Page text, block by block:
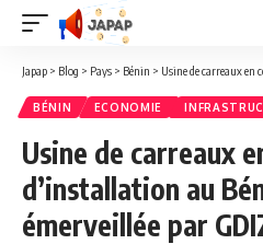
Japap > Blog > Pays > Bénin > Usine de carreaux en cours
BÉNIN ECONOMIE
Usine de carreaux
d’installation au
émerveillée par